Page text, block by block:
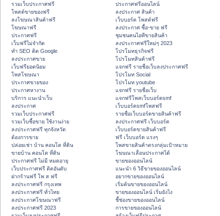
รวมเว็บประกาศฟรี
โพสต์ขายของฟรี
ลงโฆษณาสินค้าฟรี
โฆษณาฟรี
ประกาศฟรี
เว็บฟรีไม่จำกัด
ทำ SEO ติด Google
ลงประกาศขาย
เว็บฟรียอดนิยม
โพสโฆษณา
ประกาศขายของ
ประกาศหางาน
บริการ แนะนำเว็บ
ลงประกาศ
รวมเว็บประกาศฟรี
รวมเว็บซื้อขาย ใช้งานง่าย
ลงประกาศฟรี ทุกจังหวัด
ต้องการขาย
ปล่อยเช่า บ้าน คอนโด ที่ดิน
ขายบ้าน คอนโด ที่ดิน
ประกาศฟรี ไม่มี หมดอายุ
เว็บประกาศฟรี ติดอันดับ
ฝากร้านฟรี โพ ส ฟรี
ลงประกาศฟรี กรุงเทพ
ลงประกาศฟรี ทั่วไทย
ลงประกาศโฆษณาฟรี
ลงประกาศฟรี 2023
ประกาศฟรีออนไลน์
ลงประกาศ สินค้า
เว็บบอร์ด โพสต์ฟรี
ลงประกาศ ซื้อ-ขาย ฟรี
ชุมชนคนไอทีขายสินค้า
ลงประกาศฟรีใหม่ๆ 2023
โปรโมทธุรกิจฟรี
โปรโมทสินค้าฟรี
แจกฟรี รายชื่อเว็บลงประกาศฟรี
โปรโมท Social
โปรโมท youtube
แจกฟรี รายชื่อเว็บ
แจกฟรีโพสเว็บบอร์ดsmf
เว็บบอร์ดsmfโพสฟรี
รายชื่อเว็บบอร์ดขายสินค้าฟรี
ลงประกาศฟรี เว็บบอร์ด
เว็บบอร์ดขายสินค้าฟรี
ฟรี เว็บบอร์ด แรงๆ
โพสขายสินค้าตรงกลุ่มเป้าหมาย
โฆษณาเลื่อนประกาศได้
ขายของออนไลน์
แนะนำ 6 วิธีขายของออนไลน์
อยากขายของออนไลน์
เริ่มต้นขายของออนไลน์
ขายของออนไลน์ เริ่มยังไง
ชี้ช่องขายของออนไลน์
การขายของออนไลน์